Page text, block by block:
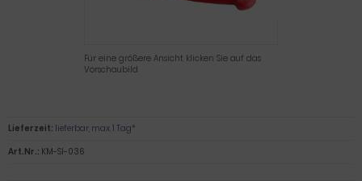
Für eine größere Ansicht klicken Sie auf das
Vorschaubild
Lieferzeit: lieferbar, max. 1 Tag*
Art.Nr.: KM-SI-036